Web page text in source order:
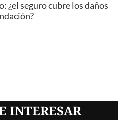
¿el seguro cubre los daños
INTERESAR